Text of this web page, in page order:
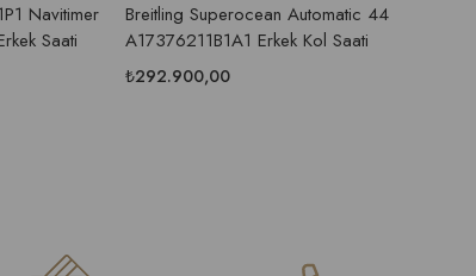
Navitimer
Saati
Breitling Superocean Automatic 44
A17376211B1A1 Erkek Kol Saati
₺292.900,00